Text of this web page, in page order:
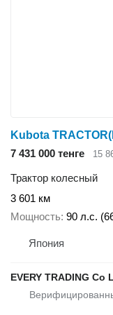
Kubota
7 431 000 тенге
15
Трактор колесный
3 601 км
Мощность 90 л.с.
Япония
EVERY TRADING Co